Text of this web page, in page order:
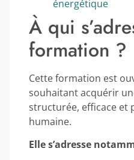
énergétique
À qui
formation ?
Cette formation est
souhaitant acquérir
structurée, efficace et
humaine.
Elle s’adresse